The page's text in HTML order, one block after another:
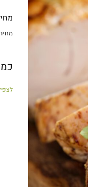
מחיר ל 100